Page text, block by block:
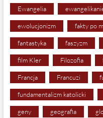
Ewangelia
ewolucjonizm fakty po
fantastyka faszyzm
film Kler Filozofia
Francja Francuzi
fundamentalizm katolicki
geny geografia